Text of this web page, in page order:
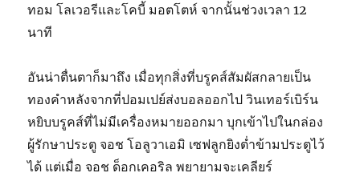
ทอม โลเวอรีและโคบี้ มอตโตห์ จากนั้นช่วงเวลา 12
นาที
อันน่าตื่นตาก็มาถึง เมื่อทุกสิ่งที่บรูคส์สัมผัสกลายเป็น
ทองคำหลังจากที่ปอมเปย์ส่งบอลออกไป วินเทอร์เบิร์น
หยิบบรูคส์ที่ไม่มีเครื่องหมายออกมา บุกเข้าไปในกล่อง
ผู้รักษาประตู จอช โอลูวาเอมิ เซฟลูกยิงต่ำข้ามประตูไว้
ได้ แต่เมื่อ จอช ด็อกเคอริล พยายามจะเคลียร์